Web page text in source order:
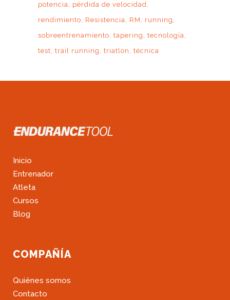
potencia
pérdida de velocidad
rendimiento
Resistencia RM
running
sobreentrenamiento tapering
tecnología
test trail running triatlon técnica
Inicio
Entrenador
Atleta
Cursos
Blog
COMPAÑÍA
Quiénes somos
Contacto